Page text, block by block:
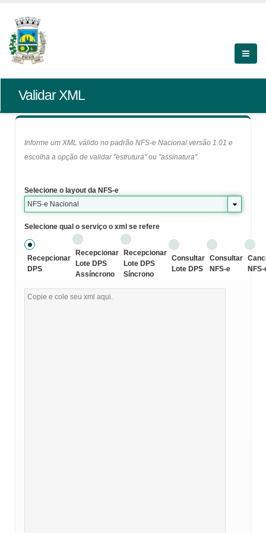
Validar XML
Informe um XML válido no padrão NFS-e Nacional versão 1.01 e
escolha a opção de validar "estrutura" ou "assinatura".
Selecione o layout da NFS-e
NFS-e Nacional
Selecione qual o serviço o xml se refere
Recepcionar
DPS
Recepcionar
Lote DPS
Assíncrono
Recepcionar
Lote DPS
Síncrono
Consultar
Lote DPS
Consultar
NFS-e
NFS-